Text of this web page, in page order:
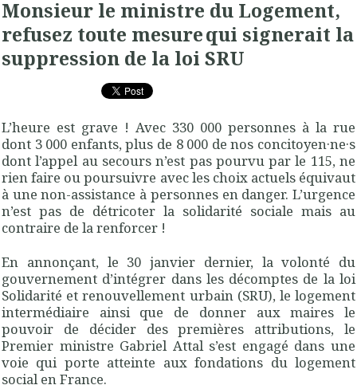
Monsieur le ministre du Logement,
refusez toute mesure qui signerait la
suppression de la loi SRU
L’heure est grave ! Avec 330 000 personnes à la rue
dont 3 000 enfants, plus de 8 000 de nos concitoyen·ne·s
dont l’appel au secours n’est pas pourvu par le 115, ne
rien faire ou poursuivre avec les choix actuels équivaut
à une non-assistance à personnes en danger. L’urgence
n’est pas de détricoter la solidarité sociale mais au
contraire de la renforcer !
En annonçant, le 30 janvier dernier, la volonté du
gouvernement d’intégrer dans les décomptes de la loi
Solidarité et renouvellement urbain (SRU), le logement
intermédiaire ainsi que de donner aux maires le
pouvoir de décider des premières attributions, le
Premier ministre Gabriel Attal s’est engagé dans une
voie qui porte atteinte aux fondations du logement
social en France.